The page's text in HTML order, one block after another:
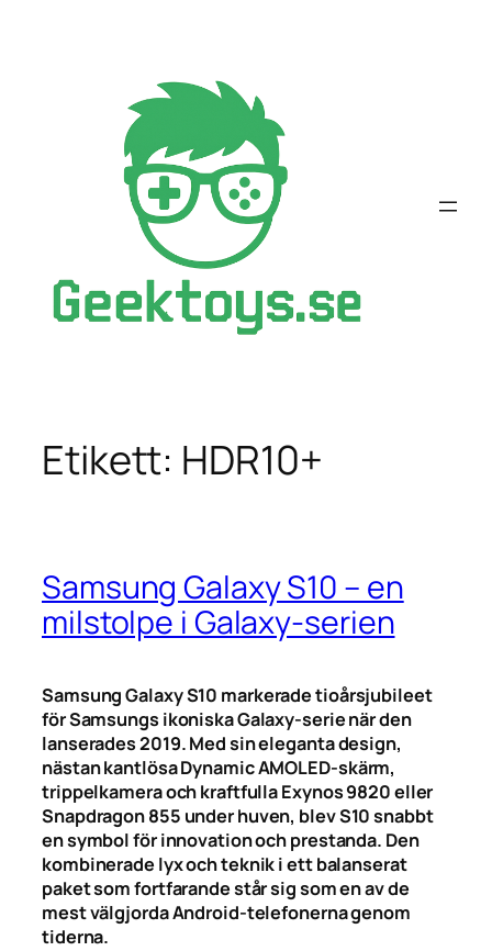
Etikett: HDR10+
Samsung Galaxy S10 – en
milstolpe i Galaxy-serien
Samsung Galaxy S10 markerade tioårsjubileet
för Samsungs ikoniska Galaxy-serie när den
lanserades 2019. Med sin eleganta design,
nästan kantlösa Dynamic AMOLED-skärm,
trippelkamera och kraftfulla Exynos 9820 eller
Snapdragon 855 under huven, blev S10 snabbt
en symbol för innovation och prestanda. Den
kombinerade lyx och teknik i ett balanserat
paket som fortfarande står sig som en av de
mest välgjorda Android-telefonerna genom
tiderna.